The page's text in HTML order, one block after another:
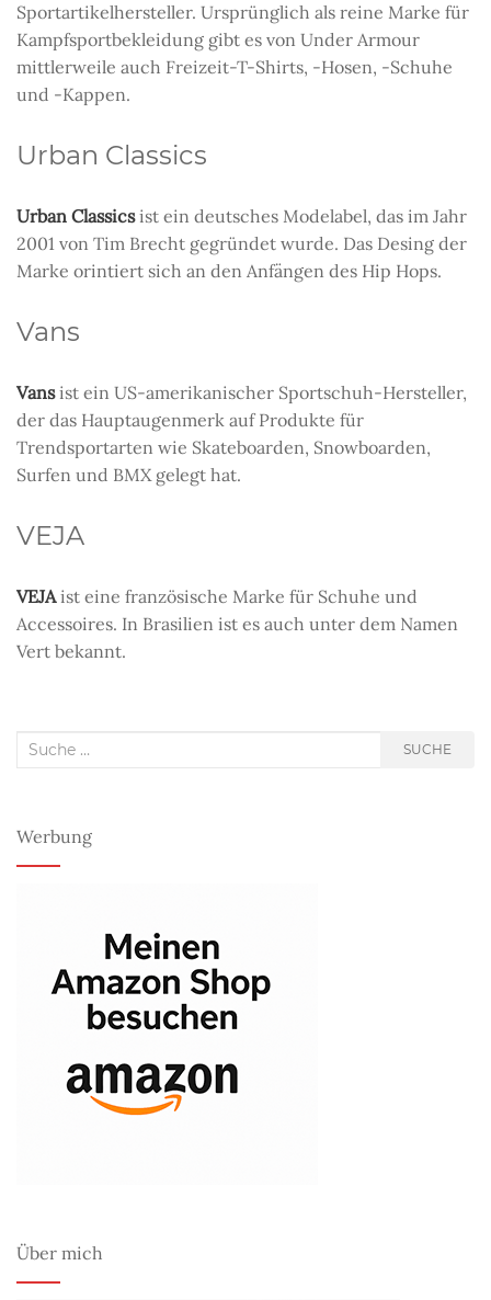
Sportartikelhersteller. Ursprünglich als reine Marke für
Kampfsportbekleidung gibt es von Under Armour
mittlerweile auch Freizeit-T-Shirts, -Hosen, -Schuhe
und -Kappen.
Urban Classics
Urban Classicsist ein deutsches Modelabel, das im Jahr
2001 von Tim Brecht gegründet wurde. Das Desing der
Marke orintiert sich an den Anfängen des Hip Hops.
Vans
Vansist ein US-amerikanischer Sportschuh-Hersteller,
der das Hauptaugenmerk auf Produkte für
Trendsportarten wie Skateboarden, Snowboarden,
Surfen und BMX gelegt hat.
VEJA
VEJAist eine französische Marke für Schuhe und
Accessoires. In Brasilien ist es auch unter dem Namen
Vert bekannt.
Suche
SUCHE
Werbung
Über mich